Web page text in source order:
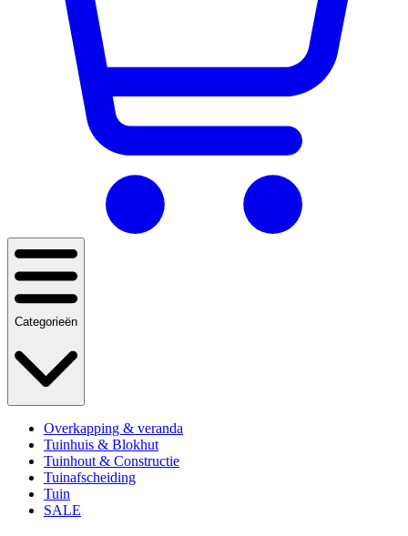
Categorieën
Overkapping & veranda
Tuinhuis & Blokhut
Tuinhout & Constructie
Tuinafscheiding
Tuin
SALE